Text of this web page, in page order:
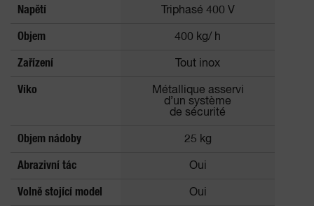
Napětí Triphasé 400 V
Objem 400 kg/ h
Zařízení Tout inox
Víko
Métallique asservi
d’un système
de sécurité
Objem nádoby 25 kg
Abrazivní tác Oui
Volně stojící model Oui